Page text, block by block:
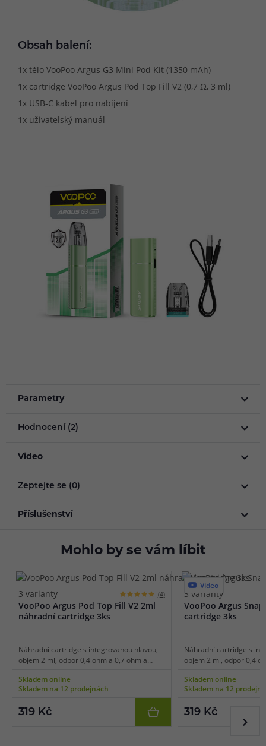
Obsah balení:
1x tělo VooPoo Argus G3 Mini Pod Kit (1350 mAh)
1x cartridge VooPoo Argus Pod Top Fill V2 (0,7 Ω, 3 ml)
1x USB-C kabel pro nabíjení
1x uživatelský manuál
Parametry
Hodnocení (2)
Video
Zeptejte se (0)
Příslušenství
Mohlo by se vám líbit
3 varianty (4)
VooPoo Argus Pod Top Fill V2 2ml
náhradní cartridge 3ks
Náhradní cartridge s integrovanou hlavou,
objem 2 ml, odpor 0,4 ohm a 0,7 ohm a
pro MTL a RDL vaping, 3ks v balení.
Skladem online
Skladem na 12 prodejnách
319 Kč
Video
3 varianty
VooPoo Argus
cartridge 3ks
Náhradní cartridge s
objem 2 ml, odpor 0,4
pro MTL a RDL vaping,
Skladem online
Skladem na 12
319 Kč